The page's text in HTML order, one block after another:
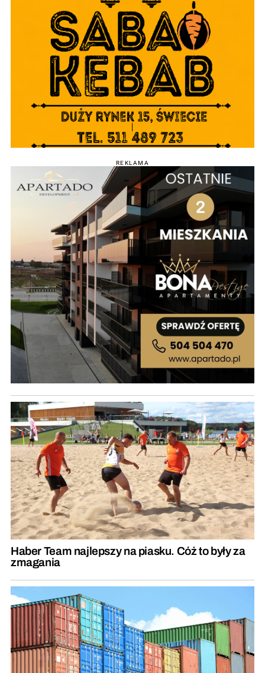
REKLAMA
Haber Team najlepszy na piasku. Cóż to były za
zmagania